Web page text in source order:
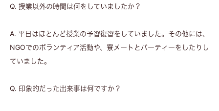
Q. 授業以外の時間は何をしていましたか？
A. 平日はほとんど授業の予習復習をしていました。その他には、
NGOでのボランティア活動や、寮メートとパーティーをしたりし
ていました。
Q. 印象的だった出来事は何ですか？